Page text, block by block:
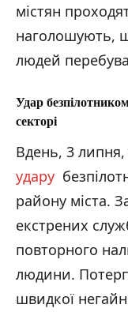
містян
наголошують,
людей
Удар
секторі
Вдень, 3 липня,
удару
району міста.
екстрених
повторного
людини.
швидкої